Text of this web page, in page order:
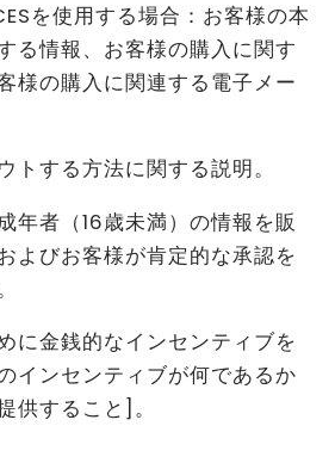
を使用する場合：お客様の本
る情報、お客様の購入に関す
様の購入に関連する電子メー
トする方法に関する説明。
年者（16歳未満）の情報を販
よびお客様が肯定的な承認を
に金銭的なインセンティブを
インセンティブが何であるか
供すること]。